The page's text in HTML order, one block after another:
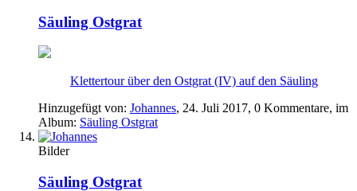
Säuling Ostgrat
Klettertour über den Ostgrat (IV) auf den Säuling
Hinzugefügt von: Johannes, 24. Juli 2017, 0 Kommentare, im
Album: Säuling Ostgrat
Bilder
Säuling Ostgrat